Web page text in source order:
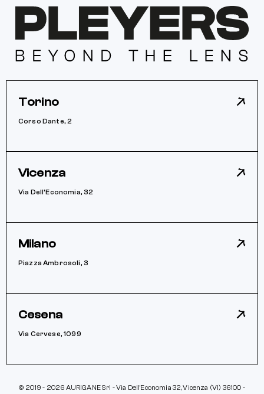
Torino
Corso Dante, 2
Vicenza
Via Dell’Economia, 32
Milano
Piazza Ambrosoli, 3
Cesena
Via Cervese, 1099
© 2019 - 2026 AURIGANE Srl - Via Dell’Economia 32, Vicenza (VI) 36100 -